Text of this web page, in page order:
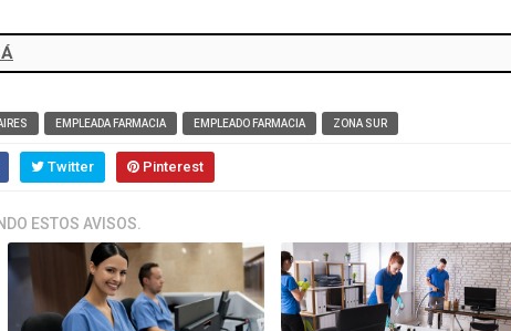
EMPLEADA FARMACIA EMPLEADO FARMACIA ZONA SUR
Twitter Pinterest
ESTOS AVISOS.